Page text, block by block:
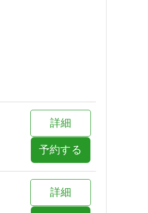
詳細
予約する
詳細